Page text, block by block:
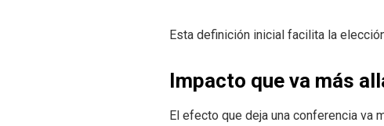
Esta definición inicial facilita la
Impacto que va más
El efecto que deja una conferencia va